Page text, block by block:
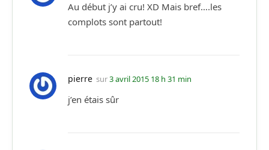
Au début j’y ai cru! XD Mais bref….les
complots sont partout!
pierre sur3 avril 2015 18 h 31 min
j’en étais sûr